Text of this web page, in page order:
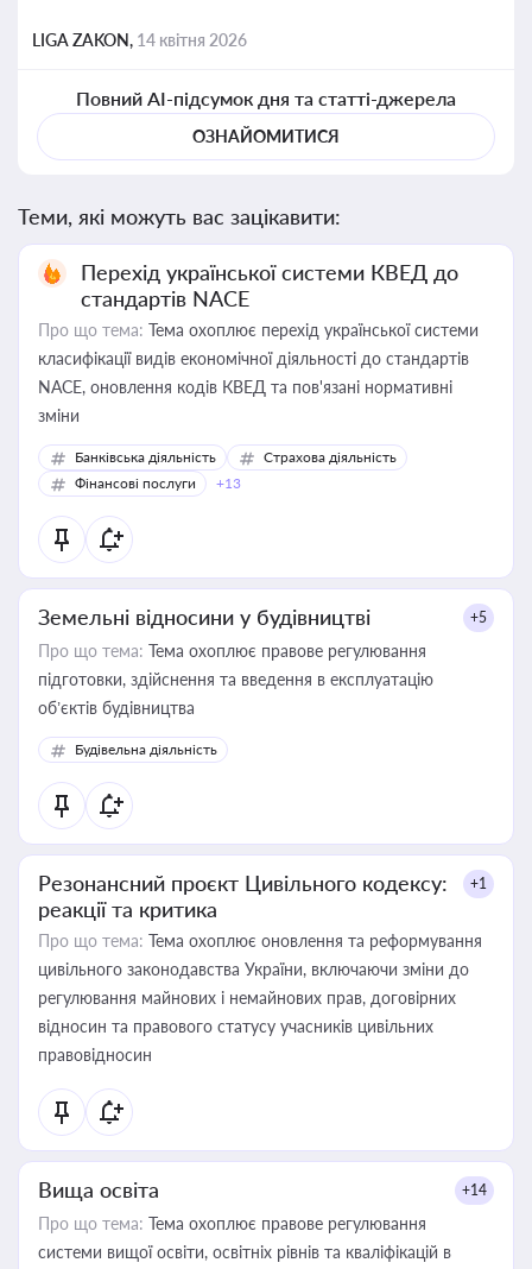
LIGA ZAKON, 14 квітня 2026
Повний AI-підсумок дня та статті-джерела
ОЗНАЙОМИТИСЯ
Теми, які можуть вас зацікавити:
Перехід української системи КВЕД до
стандартів NACE
Про що тема: Тема охоплює перехід української системи
класифікації видів економічної діяльності до стандартів
NACE, оновлення кодів КВЕД та пов'язані нормативні
зміни
Банківська діяльність
Страхова діяльність
Фінансові послуги
+13
Земельні відносини у будівництві +5
Про що тема: Тема охоплює правове регулювання
підготовки, здійснення та введення в експлуатацію
об’єктів будівництва
Будівельна діяльність
Резонансний проєкт Цивільного кодексу:
реакції та критика
+1
Про що тема: Тема охоплює оновлення та реформування
цивільного законодавства України, включаючи зміни до
регулювання майнових і немайнових прав, договірних
відносин та правового статусу учасників цивільних
правовідносин
Вища освіта +14
Про що тема: Тема охоплює правове регулювання
системи вищої освіти, освітніх рівнів та кваліфікацій в